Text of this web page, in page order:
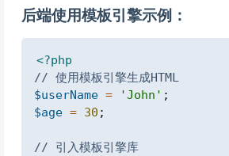
后端使用模板引擎示例：
<?php
// 使用模板引擎生成HTML
$userName = 'John' ;
$age = 30 ;
// 引入模板引擎库